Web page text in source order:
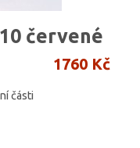
červené
1760 Kč
části